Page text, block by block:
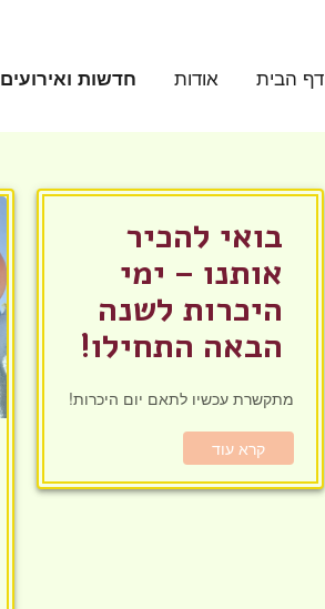
דף הבית אודות חדשות ואירועים
בואי להכיר
אותנו – ימי
היכרות לשנה
הבאה התחילו!
מתקשרת עכשיו לתאם יום היכרות!
קרא עוד